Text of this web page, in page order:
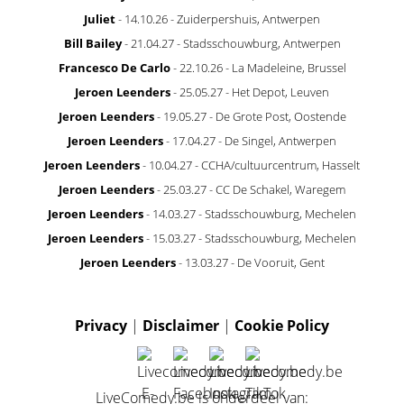
Juliet- 14.10.26 - Zuiderpershuis, Antwerpen
Bill Bailey- 21.04.27 - Stadsschouwburg, Antwerpen
Francesco De Carlo- 22.10.26 - La Madeleine, Brussel
Jeroen Leenders- 25.05.27 - Het Depot, Leuven
Jeroen Leenders- 19.05.27 - De Grote Post, Oostende
Jeroen Leenders- 17.04.27 - De Singel, Antwerpen
Jeroen Leenders- 10.04.27 - CCHA/cultuurcentrum, Hasselt
Jeroen Leenders- 25.03.27 - CC De Schakel, Waregem
Jeroen Leenders- 14.03.27 - Stadsschouwburg, Mechelen
Jeroen Leenders- 15.03.27 - Stadsschouwburg, Mechelen
Jeroen Leenders- 13.03.27 - De Vooruit, Gent
Privacy | Disclaimer | Cookie Policy
LiveComedy.be is onderdeel van: